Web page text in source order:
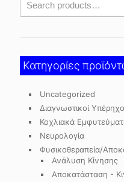
Κατηγορίες
Uncategorized
Διαγνωστικοί
Κοχλιακά
Νευρολογία
Φυσικοθεραπεία/
Ανάλυση Κίνησης
Αποκατάσταση -